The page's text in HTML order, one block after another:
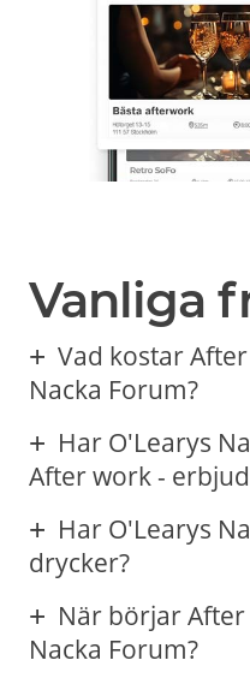
Vanliga
Vad kostar
Nacka Forum?
Har O'Learys
After work -
Har O'Learys
drycker?
När börjar
Nacka Forum?